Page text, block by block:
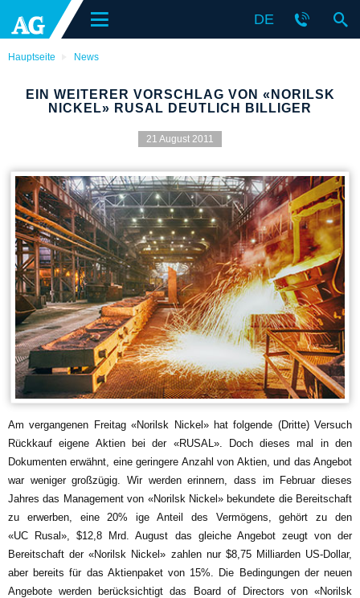
DE
Hauptseite News
EIN WEITERER VORSCHLAG VON «NORILSK
NICKEL» RUSAL DEUTLICH BILLIGER
21 August 2011
Am vergangenen Freitag «Norilsk Nickel» hat folgende (Dritte) Versuch
Rückkauf eigene Aktien bei der «RUSAL». Doch dieses mal in den
Dokumenten erwähnt, eine geringere Anzahl von Aktien, und das Angebot
war weniger großzügig. Wir werden erinnern, dass im Februar dieses
Jahres das Management von «Norilsk Nickel» bekundete die Bereitschaft
zu erwerben, eine 20% ige Anteil des Vermögens, gehört zu den
«UC Rusal», $12,8 Mrd. August das gleiche Angebot zeugt von der
Bereitschaft der «Norilsk Nickel» zahlen nur $8,75 Milliarden US-Dollar,
aber bereits für das Aktienpaket von 15%. Die Bedingungen der neuen
Angebote werden berücksichtigt das Board of Directors von «Norilsk